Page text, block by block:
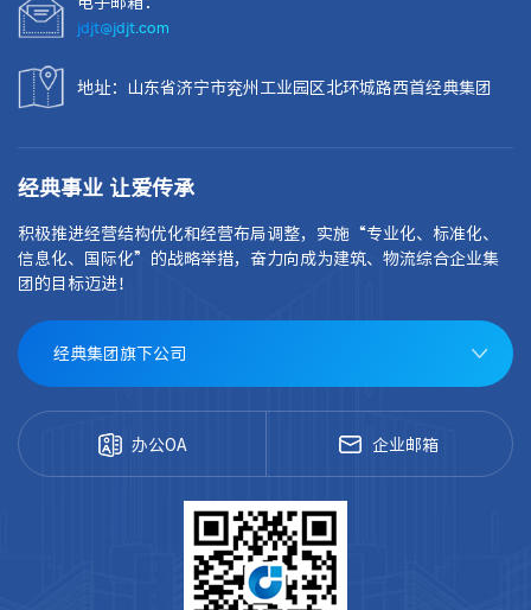
jdjt@jdjt.com
地址：山东省济宁市兖州工业园区北环城路西首经典集团
经典事业 让爱传承
积极推进经营结构优化和经营布局调整，实施“专业化、标准化、
信息化、国际化”的战略举措，奋力向成为建筑、物流综合企业集
团的目标迈进！
经典集团旗下公司
办公OA 企业邮箱